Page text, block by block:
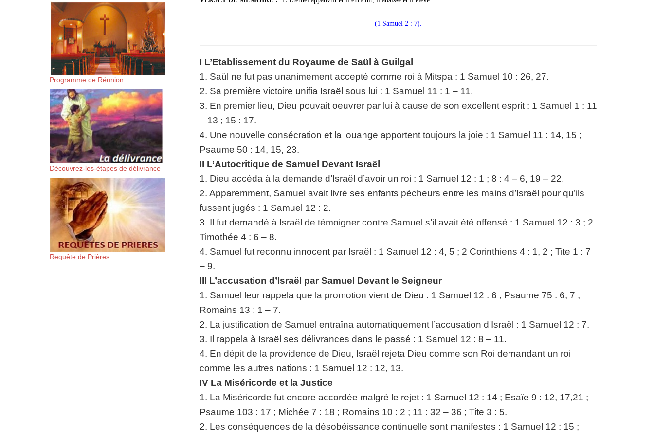
suis-sans-rien-a-moi.mp3 http://www.lafoiapostolique.org/wp-
content/uploads/2018/06/Es-tu-lasse-rempli-de-tritesse.mp3
Programme de Réunion
Découvrez-les-étapes de délivrance
Requête de Prières
(1 Samuel 2 : 7).
I L’Etablissement du Royaume de Saül à Guilgal
1. Saül ne fut pas unanimement accepté comme roi à Mitspa : 1 Samuel 10 : 26, 27.
2. Sa première victoire unifia Israël sous lui : 1 Samuel 11 : 1 – 11.
3. En premier lieu, Dieu pouvait oeuvrer par lui à cause de son excellent esprit : 1 Samuel 1 : 11
– 13 ; 15 : 17.
4. Une nouvelle consécration et la louange apportent toujours la joie : 1 Samuel 11 : 14, 15 ;
Psaume 50 : 14, 15, 23.
II L’Autocritique de Samuel Devant Israël
1. Dieu accéda à la demande d’Israël d’avoir un roi : 1 Samuel 12 : 1 ; 8 : 4 – 6, 19 – 22.
2. Apparemment, Samuel avait livré ses enfants pécheurs entre les mains d’Israël pour qu’ils
fussent jugés : 1 Samuel 12 : 2.
3. Il fut demandé à Israël de témoigner contre Samuel s’il avait été offensé : 1 Samuel 12 : 3 ; 2
Timothée 4 : 6 – 8.
4. Samuel fut reconnu innocent par Israël : 1 Samuel 12 : 4, 5 ; 2 Corinthiens 4 : 1, 2 ; Tite 1 : 7
– 9.
III L’accusation d’Israël par Samuel Devant le Seigneur
1. Samuel leur rappela que la promotion vient de Dieu : 1 Samuel 12 : 6 ; Psaume 75 : 6, 7 ;
Romains 13 : 1 – 7.
2. La justification de Samuel entraîna automatiquement l’accusation d’Israël : 1 Samuel 12 : 7.
3. Il rappela à Israël ses délivrances dans le passé : 1 Samuel 12 : 8 – 11.
4. En dépit de la providence de Dieu, Israël rejeta Dieu comme son Roi demandant un roi
comme les autres nations : 1 Samuel 12 : 12, 13.
IV La Miséricorde et la Justice
1. La Miséricorde fut encore accordée malgré le rejet : 1 Samuel 12 : 14 ; Esaïe 9 : 12, 17,21 ;
Psaume 103 : 17 ; Michée 7 : 18 ; Romains 10 : 2 ; 11 : 32 – 36 ; Tite 3 : 5.
2. Les conséquences de la désobéissance continuelle sont manifestes : 1 Samuel 12 : 15 ;